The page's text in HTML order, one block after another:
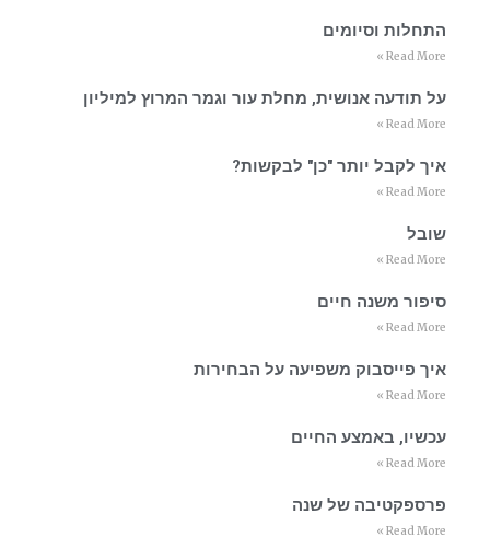
התחלות וסיומים
Read More »
על תודעה אנושית, מחלת עור וגמר המרוץ למיליון
Read More »
איך לקבל יותר "כן" לבקשות?
Read More »
שובל
Read More »
סיפור משנה חיים
Read More »
איך פייסבוק משפיעה על הבחירות
Read More »
עכשיו, באמצע החיים
Read More »
פרספקטיבה של שנה
Read More »